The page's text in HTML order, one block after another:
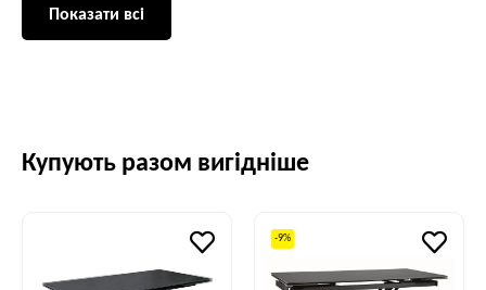
Показати всі
Купують разом вигідніше
-9%